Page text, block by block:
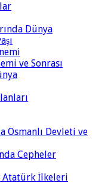
Dünya
ve Sonrası
Osmanlı Devleti ve
Cepheler
Atatürk İlkeleri